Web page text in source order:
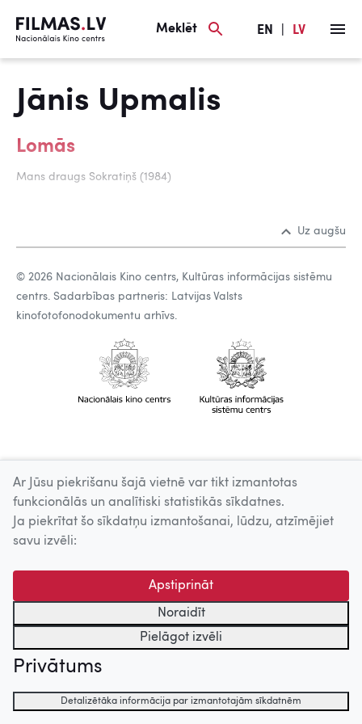
Meklēt EN LV
Jānis Upmalis
Lomās
Mans draugs Sokratiņš (1984)
Uz augšu
© 2026 Nacionālais Kino centrs, Kultūras informācijas sistēmu
centrs. Sadarbības partneris: Latvijas Valsts
kinofotofonodokumentu arhīvs.
Ar Jūsu piekrišanu šajā vietnē var tikt izmantotas
funkcionālās un analītiski statistikās sīkdatnes.
Ja piekrītat šo sīkdatņu izmantošanai, lūdzu, atzīmējiet
savu izvēli:
Apstiprināt
Noraidīt
Pielāgot izvēli
Privātums
Detalizētāka informācija par izmantotajām sīkdatnēm